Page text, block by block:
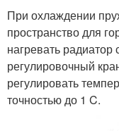
При охлаждении
пространство для
нагревать радиатор
регулировочный
регулировать
точностью до 1 C.